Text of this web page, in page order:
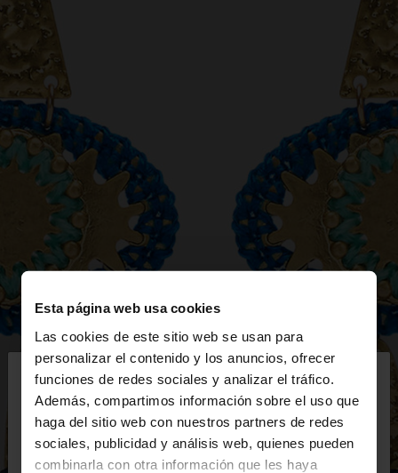
Esta página web usa cookies
Las cookies de este sitio web se usan para
personalizar el contenido y los anuncios, ofrecer
funciones de redes sociales y analizar el tráfico.
Además, compartimos información sobre el uso que
haga del sitio web con nuestros partners de redes
sociales, publicidad y análisis web, quienes pueden
combinarla con otra información que les haya
hola
Estás accediendo a la web de España. ¿Quieres ir a
la web de United States?